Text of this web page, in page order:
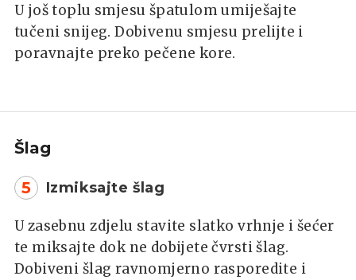
U još toplu smjesu špatulom umiješajte
tučeni snijeg. Dobivenu smjesu prelijte i
poravnajte preko pečene kore.
Šlag
5 Izmiksajte šlag
U zasebnu zdjelu stavite slatko vrhnje i šećer
te miksajte dok ne dobijete čvrsti šlag.
Dobiveni šlag ravnomjerno rasporedite i